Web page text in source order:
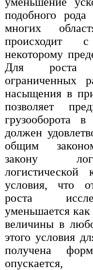
подобного
многих
происходит
некоторому
Для роста
ограниченных
насыщения в
позволяет
грузооборота
должен
общим
закону
логистической
условия, что
роста
уменьшается
величины в
этого условия
получена
опускается,